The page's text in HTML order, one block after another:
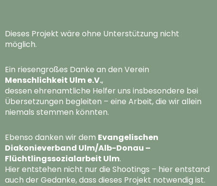
Dieses Projekt wäre ohne Unterstützung nicht
möglich.
Ein riesengroßes Danke an den Verein
Menschlichkeit Ulm e.V.,
dessen ehrenamtliche Helfer uns insbesondere bei
Übersetzungen begleiten – eine Arbeit, die wir allein
niemals stemmen könnten.
Ebenso danken wir dem Evangelischen
Diakonieverband Ulm/Alb-Donau –
Flüchtlingssozialarbeit Ulm.
Hier entstehen nicht nur die Shootings – hier entstand
auch der Gedanke, dass dieses Projekt notwendig ist.